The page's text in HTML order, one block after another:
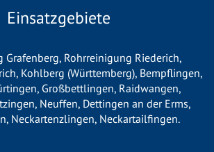
Einsatzgebiete
Grafenberg, Rohrreinigung Riederich,
, Kohlberg (Württemberg), Bempflingen,
, Großbettlingen, Raidwangen,
, Neuffen, Dettingen an der Erms,
, Neckartenzlingen, Neckartailfingen.